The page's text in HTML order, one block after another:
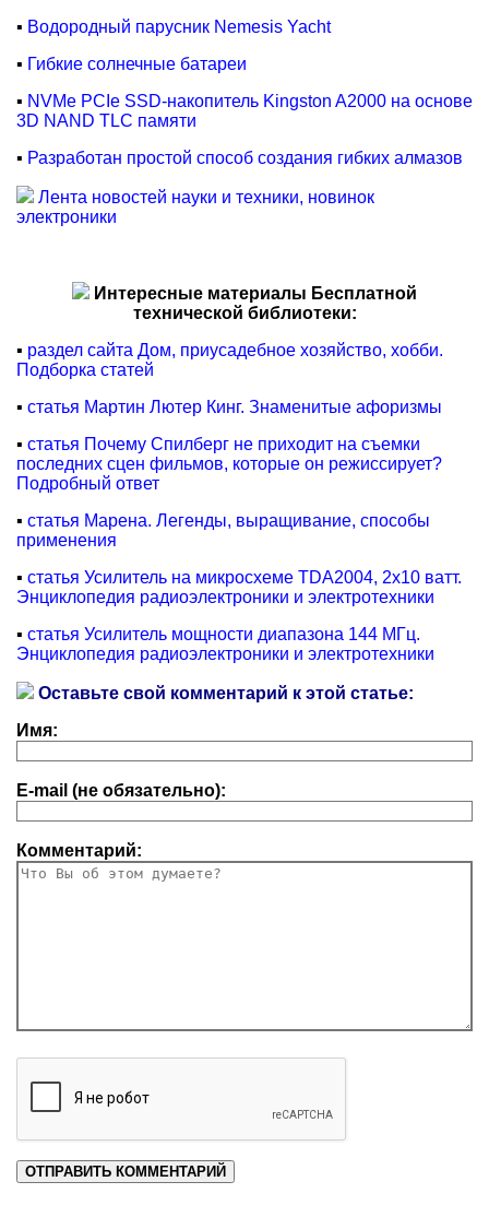
▪ Водородный парусник Nemesis Yacht
▪ Гибкие солнечные батареи
▪ NVMe PCIe SSD-накопитель Kingston A2000 на основе
3D NAND TLC памяти
▪ Разработан простой способ создания гибких алмазов
Лента новостей науки и техники, новинок
электроники
Интересные материалы Бесплатной
технической библиотеки:
▪ раздел сайта Дом, приусадебное хозяйство, хобби.
Подборка статей
▪ статья Мартин Лютер Кинг. Знаменитые афоризмы
▪ статья Почему Спилберг не приходит на съемки
последних сцен фильмов, которые он режиссирует?
Подробный ответ
▪ статья Марена. Легенды, выращивание, способы
применения
▪ статья Усилитель на микросхеме TDA2004, 2х10 ватт.
Энциклопедия радиоэлектроники и электротехники
▪ статья Усилитель мощности диапазона 144 МГц.
Энциклопедия радиоэлектроники и электротехники
Оставьте свой комментарий к этой статье:
Имя:
E-mail (не обязательно):
Комментарий: